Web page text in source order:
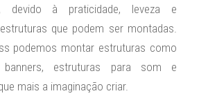
devido à praticidade, leveza e
que podem ser montadas.
podemos montar estruturas como
estruturas para som e
mais a imaginação criar.